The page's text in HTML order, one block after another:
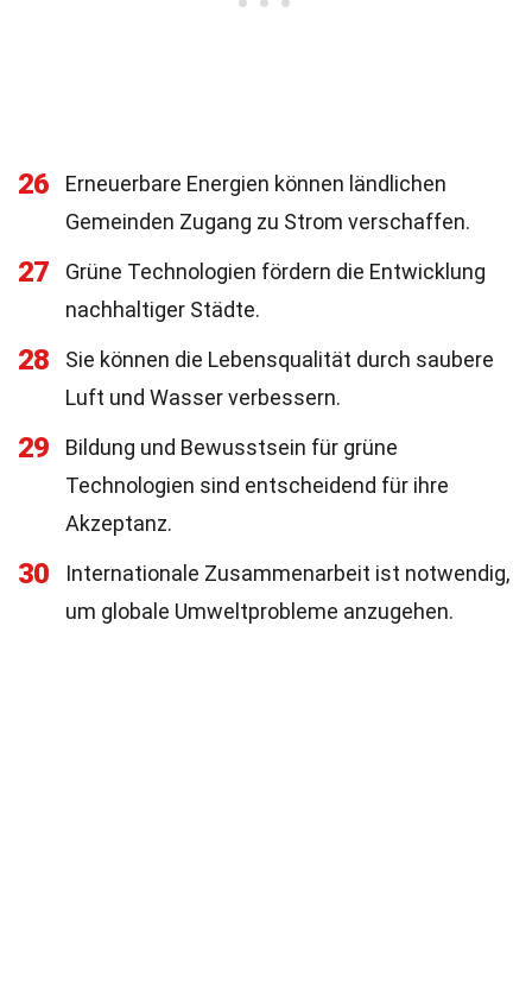
26
Erneuerbare Energien können ländlichen
Gemeinden Zugang zu Strom verschaffen.
27
Grüne Technologien fördern die Entwicklung
nachhaltiger Städte.
28
Sie können die Lebensqualität durch saubere
Luft und Wasser verbessern.
29
Bildung und Bewusstsein für grüne
Technologien sind entscheidend für ihre
Akzeptanz.
30
Internationale Zusammenarbeit ist notwendig,
um globale Umweltprobleme anzugehen.